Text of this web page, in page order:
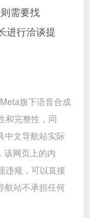
需要找
进行洽谈提
旗下语音合成
和完整性，同
中文导航站实际
该网页上的内
违规，可以直接
航站不承担任何